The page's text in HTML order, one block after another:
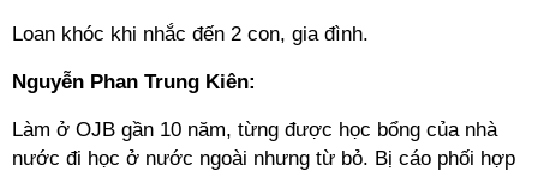
Loan khóc khi nhắc đến 2 con, gia đình.
Nguyễn Phan Trung Kiên:
Làm ở OJB gần 10 năm, từng được học bổng của nhà
nước đi học ở nước ngoài nhưng từ bỏ. Bị cáo phối hợp